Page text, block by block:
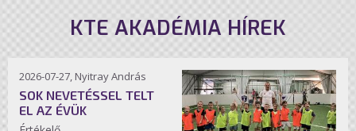
KTE AKADÉMIA HÍREK
2026-07-27, Nyitray András
SOK NEVETÉSSEL TELT
EL AZ ÉVÜK